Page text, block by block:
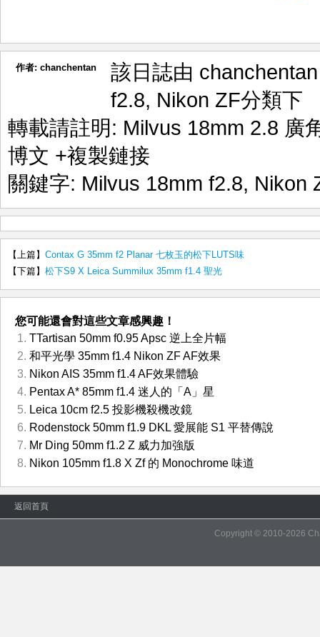
作者: chanchentan
該日誌由
f2.8, Nikon ZF分類下
轉載請註明: Milvus 18mm 2.8 廣
博文 +複製鏈接
關鍵字: Milvus 18mm f2.8, Nikon
【上篇】 Contax G 35mm f2 Planar 七枚玉的松下LUTS味
【下篇】 松下S9 X Leica Summilux 35mm f1.4 聖光
您可能還會對這些文章感興趣！
TTartisan 50mm f0.95 Apsc 逆上全片幅
和平光學 35mm f1.4 Nikon ZF AF效果
Nikon AIS 35mm f1.4 AF效果體驗
Pentax A* 85mm f1.4 迷人的「A」星
Leica 10cm f2.5 投影機殺機改鏡
Rodenstock 50mm f1.9 DKL 愛展能 S1 平替傳說
Mr Ding 50mm f1.2 Z 威力加強版
Nikon 105mm f1.8 X Zf 的 Monochrome 味道
返回首頁
Copyright © 2010-2026